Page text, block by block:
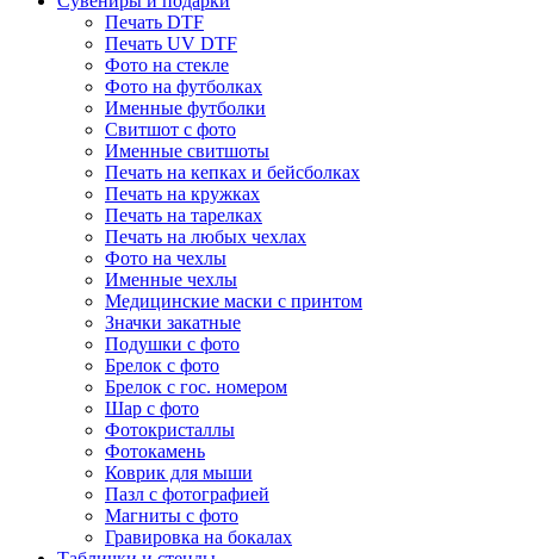
Печать DTF
Печать UV DTF
Фото на стекле
Фото на футболках
Именные футболки
Свитшот с фото
Именные свитшоты
Печать на кепках и бейсболках
Печать на кружках
Печать на тарелках
Печать на любых чехлах
Фото на чехлы
Именные чехлы
Медицинские маски с принтом
Значки закатные
Подушки с фото
Брелок с фото
Брелок с гос. номером
Шар с фото
Фотокристаллы
Фотокамень
Коврик для мыши
Пазл с фотографией
Магниты с фото
Гравировка на бокалах